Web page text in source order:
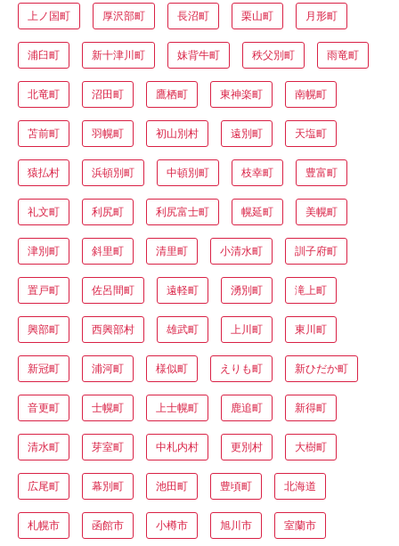
上ノ国町 厚沢部町 長沼町 栗山町 月形町
浦臼町 新十津川町 妹背牛町 秩父別町 雨竜町
北竜町 沼田町 鷹栖町 東神楽町 南幌町
苫前町 羽幌町 初山別村 遠別町 天塩町
猿払村 浜頓別町 中頓別町 枝幸町 豊富町
礼文町 利尻町 利尻富士町 幌延町 美幌町
津別町 斜里町 清里町 小清水町 訓子府町
置戸町 佐呂間町 遠軽町 湧別町 滝上町
興部町 西興部村 雄武町 上川町 東川町
新冠町 浦河町 様似町 えりも町 新ひだか町
音更町 士幌町 上士幌町 鹿追町 新得町
清水町 芽室町 中札内村 更別村 大樹町
広尾町 幕別町 池田町 豊頃町 北海道
札幌市 函館市 小樽市 旭川市 室蘭市